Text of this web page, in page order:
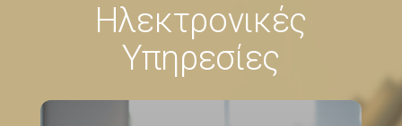
Ηλεκτρονικές
Υπηρεσίες